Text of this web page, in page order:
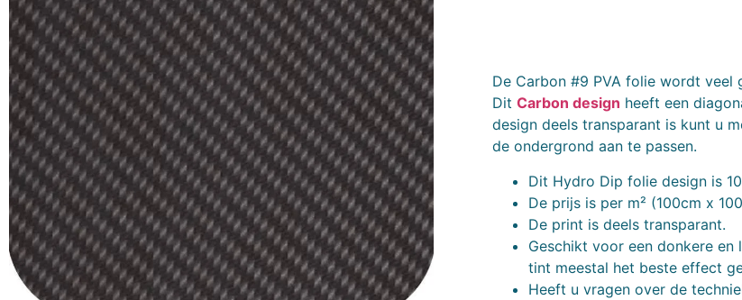
De Carbon #9 PVA folie wordt
Dit Carbon design heeft een
design deels transparant is kunt u
de ondergrond aan te passen.
Dit Hydro Dip folie design is
De prijs is per m² (100cm x
De print is deels transparant.
Geschikt voor een donkere
tint meestal het beste effect
Heeft u vragen over de